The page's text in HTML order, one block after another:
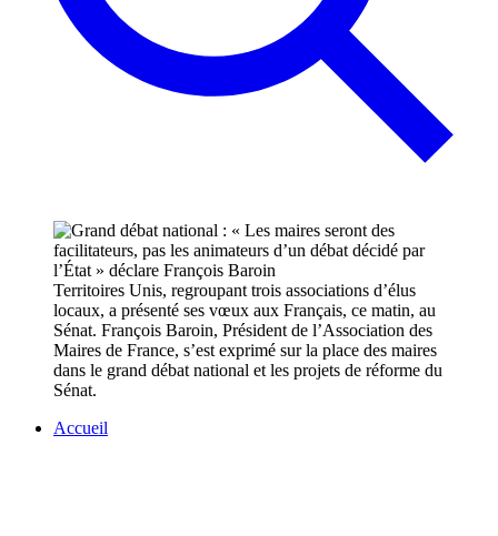
Territoires Unis, regroupant trois associations d’élus
locaux, a présenté ses vœux aux Français, ce matin, au
Sénat. François Baroin, Président de l’Association des
Maires de France, s’est exprimé sur la place des maires
dans le grand débat national et les projets de réforme du
Sénat.
Accueil